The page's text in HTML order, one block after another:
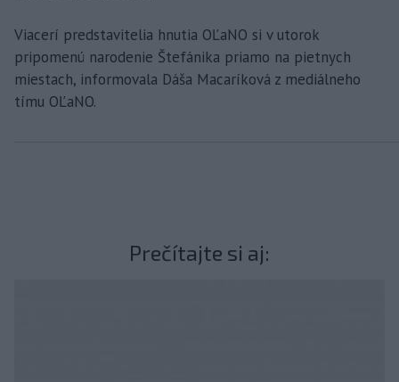
Viacerí predstavitelia hnutia OĽaNO si v utorok
pripomenú narodenie Štefánika priamo na pietnych
miestach, informovala Dáša Macaríková z mediálneho
tímu OĽaNO.
Prečítajte si aj: